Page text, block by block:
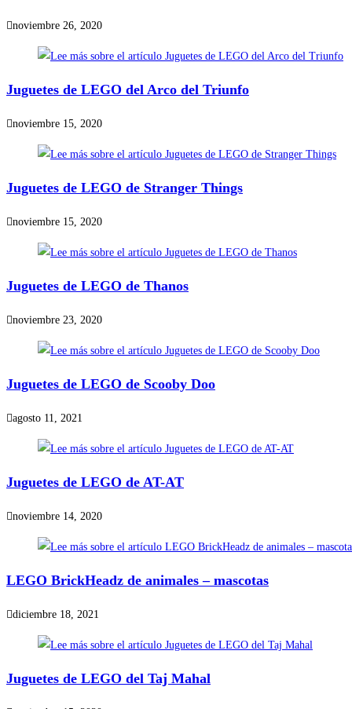
noviembre 26, 2020
Juguetes de LEGO del Arco del Triunfo
noviembre 15, 2020
Juguetes de LEGO de Stranger Things
noviembre 15, 2020
Juguetes de LEGO de Thanos
noviembre 23, 2020
Juguetes de LEGO de Scooby Doo
agosto 11, 2021
Juguetes de LEGO de AT-AT
noviembre 14, 2020
LEGO BrickHeadz de animales – mascotas
diciembre 18, 2021
Juguetes de LEGO del Taj Mahal